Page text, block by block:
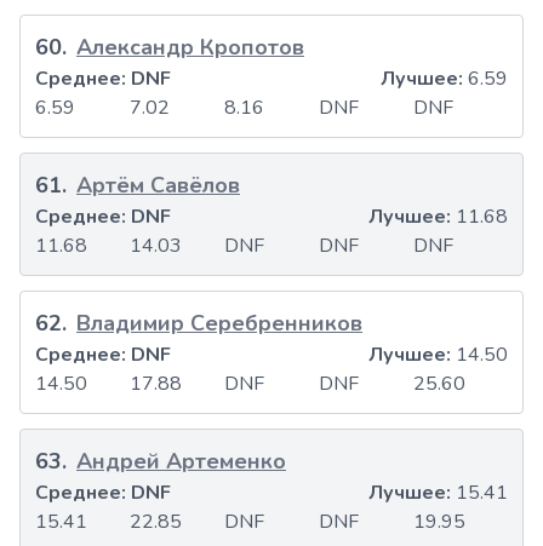
60. Александр Кропотов
6.59 7.02 8.16 DNF DNF
Среднее: DNF Лучшее: 6.59
61. Артём Савёлов
11.68 14.03 DNF DNF DNF
Среднее: DNF Лучшее: 11.68
62. Владимир Серебренников
14.50 17.88 DNF DNF 25.60
Среднее: DNF Лучшее: 14.50
63. Андрей Артеменко
15.41 22.85 DNF DNF 19.95
Среднее: DNF Лучшее: 15.41